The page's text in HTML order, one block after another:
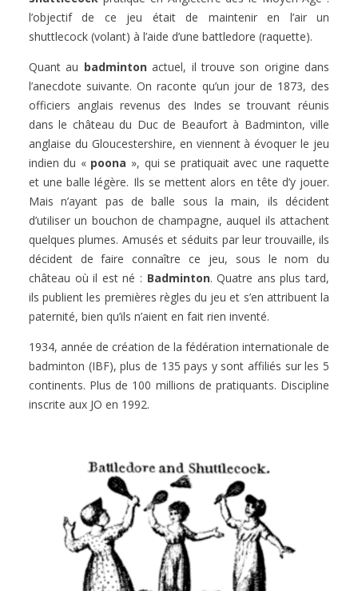
l’objectif de ce jeu était de maintenir en l’air un
shuttlecock (volant) à l’aide d’une battledore (raquette).
Quant au badmintonactuel, il trouve son origine dans
l’anecdote suivante. On raconte qu’un jour de 1873, des
officiers anglais revenus des Indes se trouvant réunis
dans le château du Duc de Beaufort à Badminton, ville
anglaise du Gloucestershire, en viennent à évoquer le jeu
indien du « poona », qui se pratiquait avec une raquette
et une balle légère. Ils se mettent alors en tête d’y jouer.
Mais n’ayant pas de balle sous la main, ils décident
d’utiliser un bouchon de champagne, auquel ils attachent
quelques plumes. Amusés et séduits par leur trouvaille, ils
décident de faire connaître ce jeu, sous le nom du
château où il est né : Badminton. Quatre ans plus tard,
ils publient les premières règles du jeu et s’en attribuent la
paternité, bien qu’ils n’aient en fait rien inventé.
1934, année de création de la fédération internationale de
badminton (IBF), plus de 135 pays y sont affiliés sur les 5
continents. Plus de 100 millions de pratiquants. Discipline
inscrite aux JO en 1992.